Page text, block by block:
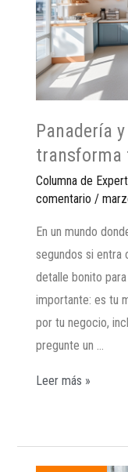
Panadería
transforma
Columna de
comentario /
En un mundo
segundos si entra
detalle bonito
importante: es tu
por tu negocio,
pregunte un …
Leer más »